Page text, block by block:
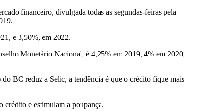
financeiro, divulgada todas as segundas-feiras pela
e 3,50%, em 2022.
Monetário Nacional, é 4,25% em 2019, 4% em 2020,
BC reduz a Selic, a tendência é que o crédito fique mais
crédito e estimulam a poupança.